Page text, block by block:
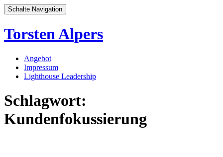
Schalte Navigation
Torsten Alpers
Zum
Inhalt
springen
Angebot
Impressum
Lighthouse Leadership
Schlagwort:
Kundenfokussierung